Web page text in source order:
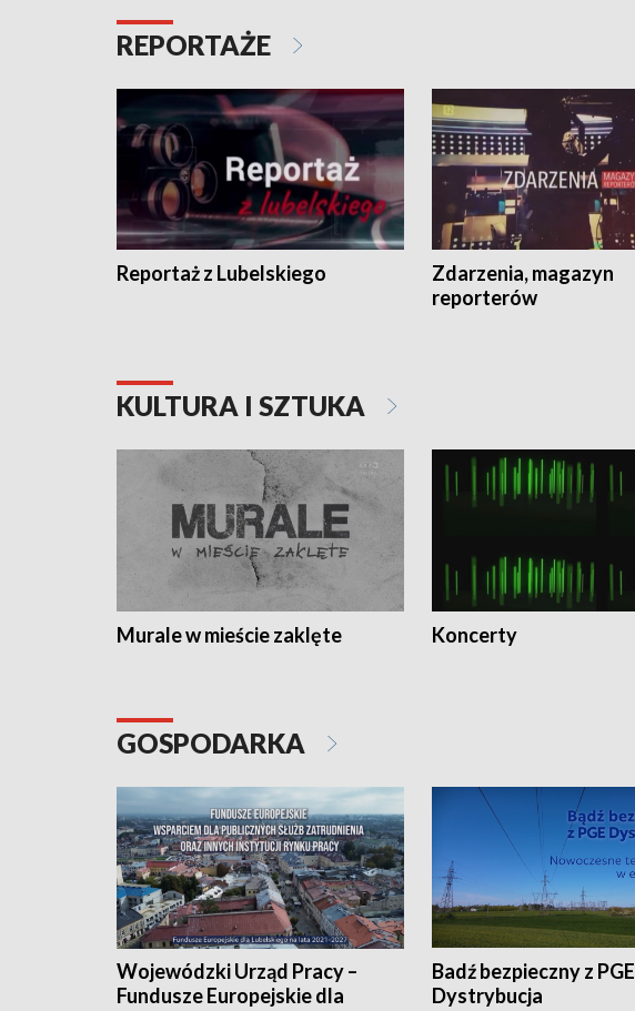
REPORTAŻE
Reportaż z Lubelskiego
Zdarzenia, magazyn
reporterów
KULTURA I SZTUKA
Murale w mieście zaklęte Koncerty
GOSPODARKA
Wojewódzki Urząd Pracy –
Fundusze Europejskie dla
Badź bezpieczny z PGE
Dystrybucja